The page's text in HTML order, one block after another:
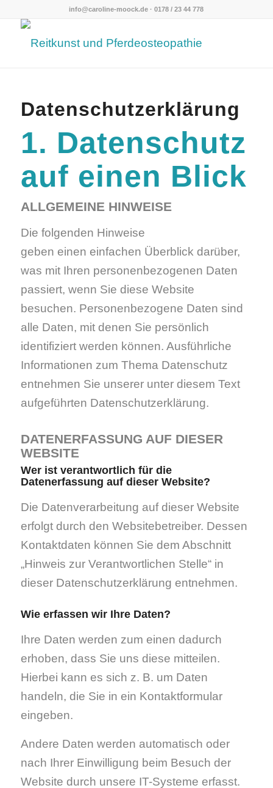
info@caroline-moock.de · 0178 / 23 44 778
Datenschutzerklärung
1. Datenschutz
auf einen Blick
ALLGEMEINE HINWEISE
Die folgenden Hinweise
geben einen einfachen Überblick darüber,
was mit Ihren personenbezogenen Daten
passiert, wenn Sie diese Website
besuchen. Personenbezogene Daten sind
alle Daten, mit denen Sie persönlich
identifiziert werden können. Ausführliche
Informationen zum Thema Datenschutz
entnehmen Sie unserer unter diesem Text
aufgeführten Datenschutzerklärung.
DATENERFASSUNG AUF DIESER
WEBSITE
Wer ist verantwortlich für die
Datenerfassung auf dieser Website?
Die Datenverarbeitung auf dieser Website
erfolgt durch den Websitebetreiber. Dessen
Kontaktdaten können Sie dem Abschnitt
„Hinweis zur Verantwortlichen Stelle“ in
dieser Datenschutzerklärung entnehmen.
Wie erfassen wir Ihre Daten?
Ihre Daten werden zum einen dadurch
erhoben, dass Sie uns diese mitteilen.
Hierbei kann es sich z. B. um Daten
handeln, die Sie in ein Kontaktformular
eingeben.
Andere Daten werden automatisch oder
nach Ihrer Einwilligung beim Besuch der
Website durch unsere IT-Systeme erfasst.